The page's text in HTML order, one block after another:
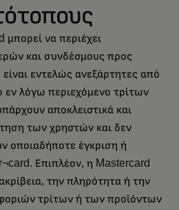
να περιέχει
και συνδέσμους προς
εντελώς ανεξάρτητες από
εν λόγω περιεχόμενο τρίτων
αποκλειστικά και
των χρηστών και δεν
οποιαδήποτε έγκριση ή
Επιπλέον, η Mastercard
την πληρότητα ή την
τρίτων ή των προϊόντων